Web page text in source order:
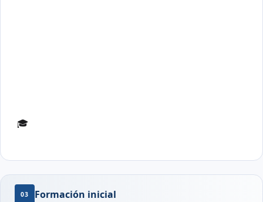
🎓
03 Formación inicial